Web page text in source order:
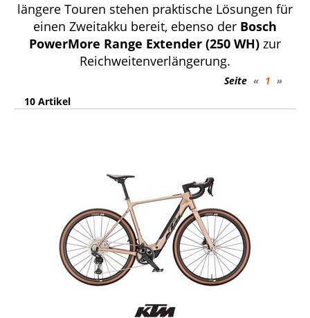
längere Touren stehen praktische Lösungen für
einen Zweitakku bereit, ebenso der Bosch
PowerMore Range Extender (250 WH) zur
Reichweitenverlängerung.
Seite « 1 »
10 Artikel